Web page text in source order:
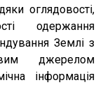
оглядовості,
одержання
Землі з
джерелом
інформація